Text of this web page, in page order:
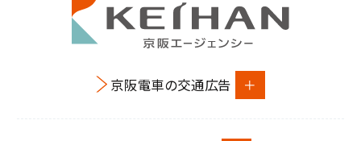
京阪電車の交通広告